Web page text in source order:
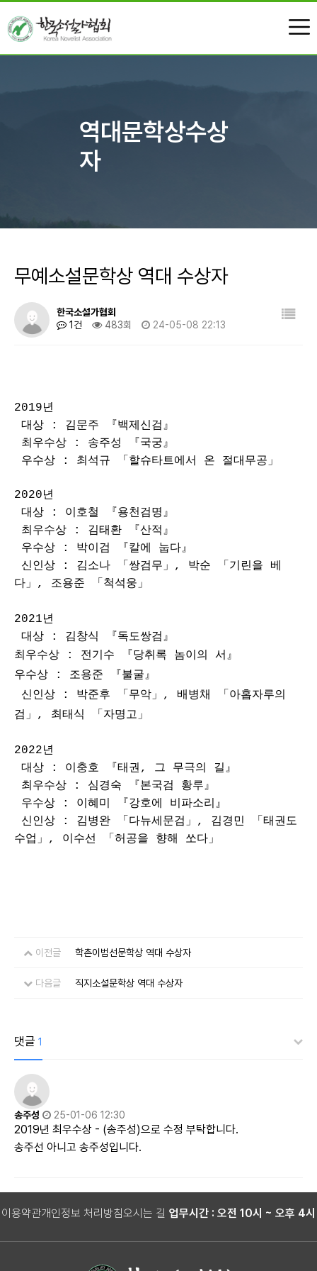
역대문학상수상
자
무예소설문학상 역대 수상자
한국소설가협회
1건
483회 24-05-08 22:13
2019년
대상 : 김문주
『 백제신검』
최우수상 : 송주성 『국궁』
우수상 : 최석규 「할슈타트에서 온 절대무공」
2020년
대상 : 이호철
『 용천검명』
최우수상 : 김태환 『산적』
우수상 : 박이검 『칼에 눕다』
신인상 : 김소나 「쌍검무」, 박순 「기린을 베
다」, 조용준 「척석웅」
2021년
대상 : 김창식
『 독도쌍검』
최우수상 : 전기수 『당취록 놈이의 서』
우수상 : 조용준 『불굴』
신인상 : 박준후 「무악」, 배병채 「아홉자루의
검」, 최태식 「자명고」
2022년
대상 : 이충호
『 태권 , 그 무극의 길』
최우수상 : 심경숙 『본국검 황루』
우수상 : 이혜미 『강호에 비파소리』
신인상 : 김병완 「다뉴세문검」, 김경민 「태권도
수업」, 이수선 「허공을 향해 쏘다」
이전글 학촌이범선문학상 역대 수상자
다음글 직지소설문학상 역대 수상자
댓글 1
송주성 25-01-06 12:30
2019년 최우수상 - (송주성)으로 수정 부탁합니다.
송주선 아니고 송주성입니다.
이용약관개인정보 처리방침오시는 길 업무시간 : 오전 10시 ~ 오후 4시